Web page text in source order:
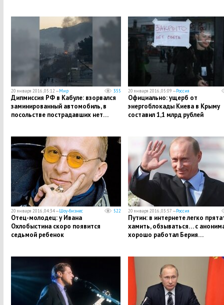
20 января 2016, 05:12 —Мир 355
Дипмиссия РФ в Кабуле: взорвался
заминированный автомобиль, в
посольстве пострадавших нет…
20 января 2016, 05:09 —Россия
Официально: ущерб от
энергоблокады Киева в Крыму
составил 1,1 млрд рублей
20 января 2016, 04:34 —Шоу-бизнес 522
Отец-молодец: у Ивана
Охлобыстина скоро появится
седьмой ребенок
20 января 2016, 03:57 —Россия
Путин: в интернете легко
хамить, обзываться… с
хорошо работал Берия…